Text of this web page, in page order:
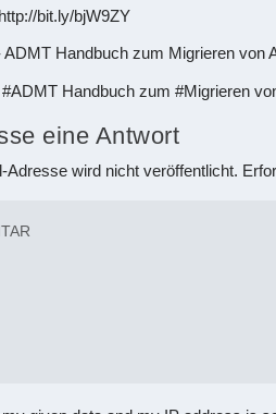
bit.ly/bjW9ZY
ADMT Handbuch zum Migrieren von
Handbuch zum #Migrieren
eine Antwort
Adresse wird nicht veröffentlicht.